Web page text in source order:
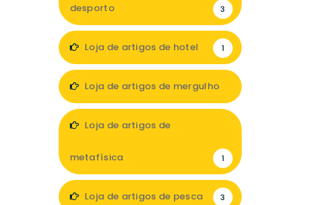
desporto 3
Loja de artigos de hotel 1
Loja de artigos de mergulho
Loja de artigos de
metafísica 1
Loja de artigos de pesca 3